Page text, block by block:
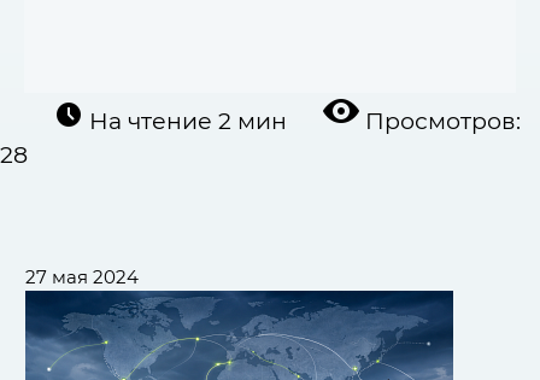
На чтение 2 мин
Просмотров:
28
27 мая 2024